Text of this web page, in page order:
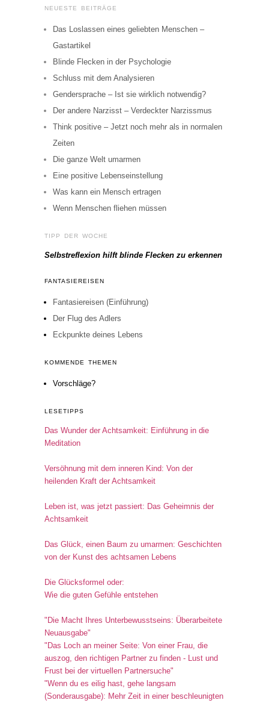
NEUESTE BEITRÄGE
Das Loslassen eines geliebten Menschen –
Gastartikel
Blinde Flecken in der Psychologie
Schluss mit dem Analysieren
Gendersprache – Ist sie wirklich notwendig?
Der andere Narzisst – Verdeckter Narzissmus
Think positive – Jetzt noch mehr als in normalen
Zeiten
Die ganze Welt umarmen
Eine positive Lebenseinstellung
Was kann ein Mensch ertragen
Wenn Menschen fliehen müssen
TIPP DER WOCHE
Selbstreflexion hilft blinde Flecken zu erkennen
FANTASIEREISEN
Fantasiereisen (Einführung)
Der Flug des Adlers
Eckpunkte deines Lebens
KOMMENDE THEMEN
Vorschläge?
LESETIPPS
Das Wunder der Achtsamkeit: Einführung in die
Meditation
Versöhnung mit dem inneren Kind: Von der
heilenden Kraft der Achtsamkeit
Leben ist, was jetzt passiert: Das Geheimnis der
Achtsamkeit
Das Glück, einen Baum zu umarmen: Geschichten
von der Kunst des achtsamen Lebens
Die Glücksformel oder:
Wie die guten Gefühle entstehen
"Die Macht Ihres Unterbewusstseins: Überarbeitete
Neuausgabe"
"Das Loch an meiner Seite: Von einer Frau, die
auszog, den richtigen Partner zu finden - Lust und
Frust bei der virtuellen Partnersuche"
"Wenn du es eilig hast, gehe langsam
(Sonderausgabe): Mehr Zeit in einer beschleunigten